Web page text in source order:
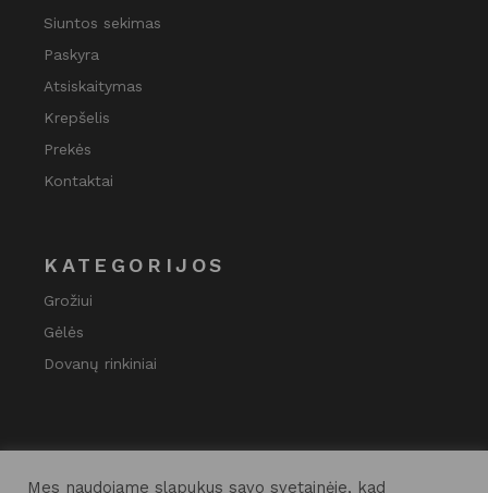
Siuntos sekimas
Paskyra
Atsiskaitymas
Krepšelis
Prekės
Kontaktai
KATEGORIJOS
Grožiui
Gėlės
Dovanų rinkiniai
Mes naudojame slapukus savo svetainėje, kad